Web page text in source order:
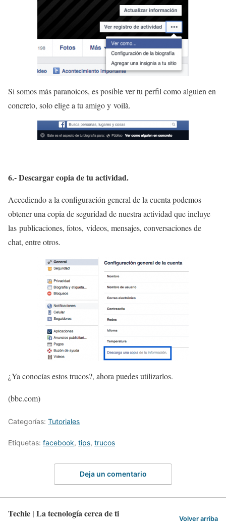
Si somos más paranoicos, es posible ver tu perfil como alguien en
concreto, solo elige a tu amigo y voilà.
6.- Descargar copia de tu actividad.
Accediendo a la configuración general de la cuenta podemos
obtener una copia de seguridad de nuestra actividad que incluye
las publicaciones, fotos, videos, mensajes, conversaciones de
chat, entre otros.
¿Ya conocías estos trucos?, ahora puedes utilizarlos.
(bbc.com)
Categorías: Tutoriales
Etiquetas: facebook, tips, trucos
Deja un comentario
Techie | La tecnología cerca de ti Volver arriba